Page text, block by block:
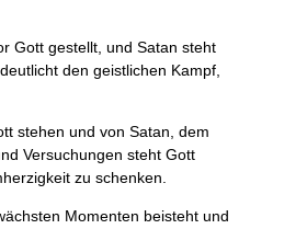
Gott gestellt, und Satan steht
den geistlichen Kampf,
stehen und von Satan, dem
Versuchungen steht Gott
zu schenken.
Momenten beisteht und